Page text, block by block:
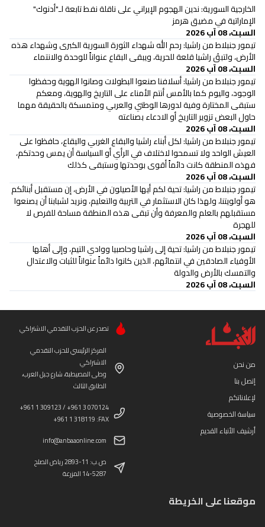
الخارجية السورية: ندين الهجوم الإيراني على ناقلة نفط تابعة لـ"أدنوك"
الإماراتية في مضيق هرمز
السبت، 08 آب 2026
تيمور جنبلاط من راشيا: رحم الله شهداء الثورة السورية الكبرى وشهداء هذه
الأرض، ولتبقَ راشيا قلعة للحرية، ويبقى البقاع عنواناً للوحدة والانتماء
السبت، 08 آب 2026
تيمور جنبلاط من راشيا: أسلافنا صنعوا البطولات وصانوا الهوية وحفظوا
الوجود، واليوم كما بالأمس أنتم الأمناء على التاريخ والهوية، ومعكم
ستبقى المختارة وفية لدورها الوطني والعربي ومتمسكة بالحقيقة مهما
حاول البعض تزوير التاريخ أو الادعاء بصناعته
السبت، 08 آب 2026
تيمور جنبلاط من راشيا: لكل أبناء راشيا والبقاع الغربي والبقاع، حافظوا على
العيش الواحد ولا تسمحوا لاختلاف في الرأي أو السياسة أن يمس وحدتكم،
فهذه المنطقة كانت دائماً أقوى بوحدتها وستبقى كذلك
السبت، 08 آب 2026
تيمور جنبلاط من راشيا: تحية لكم أيها الأصيلون في الأرض، إن مستقبل أبنائكم
هو أولويتنا، ولهذا كان الاستثمار في التربية والتعليم، ونريد لشبابنا أن يصنعوا
مستقبلهم بالعلم والمعرفة وأن تبقى هذه المنطقة مساحة للفرص لا
للهجرة
السبت، 08 آب 2026
تيمور جنبلاط من راشيا: تحية إلى راشيا وحاصبيا ووادي التيم، وإلى أهلها
الأوفياء الصادقين في انتمائهم، الذين كانوا دائماً عنواناً للثبات والاعتدال
والتمسك بالأرض والدولة
السبت، 08 آب 2026
من نحن
إتصل بنا
لإعلاناتكم
سياسة الخصوصية
أرشيف الأنباء القديم
تصدر عن الحزب التقدمي الاشتراكي
المركز الرئيسي للحزب التقدمي
الاشتراكي
وطى المصيطبة، شارع جبل العرب،
الطابق الثالث
+961 1 309123 / +961 3 070124
+961 1 318119 :FAX
info@anbaaonline.com
ص.ب: 11-2893 رياض الصلح
14-5287 المزرعة
موقعنا على الخريطة